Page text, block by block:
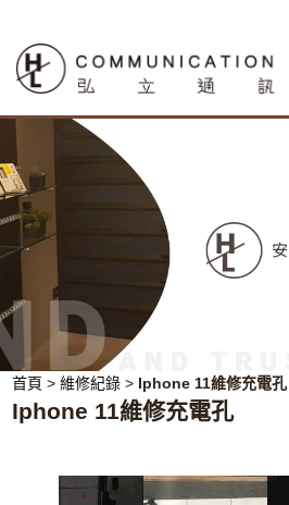
首頁 >維修紀錄 > Iphone 11維修充電孔
Iphone 11維修充電孔